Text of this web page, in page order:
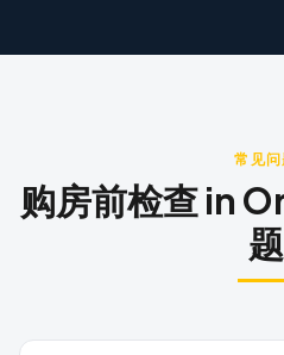
常见问
购房前检查in
题